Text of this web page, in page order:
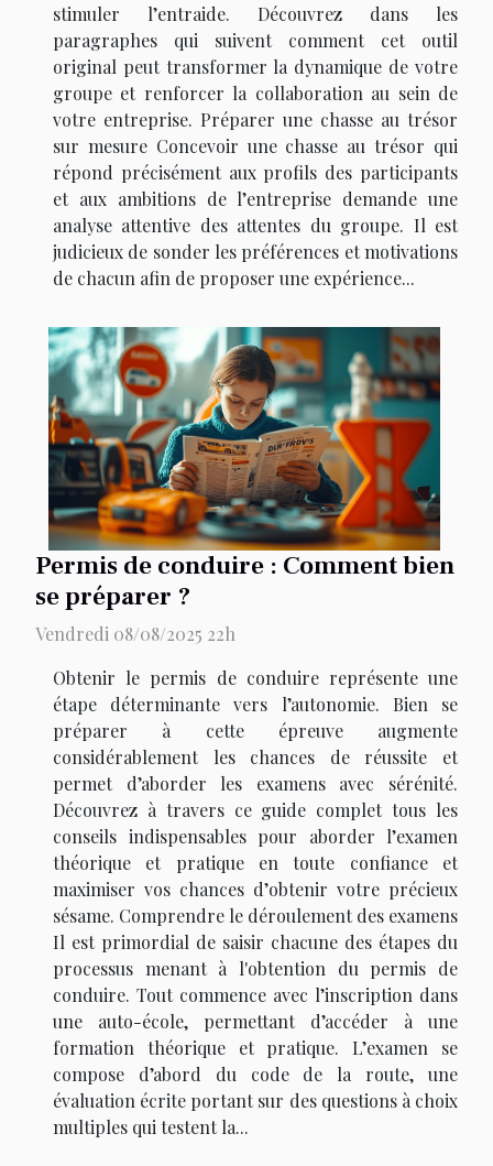
stimuler l’entraide. Découvrez dans les
paragraphes qui suivent comment cet outil
original peut transformer la dynamique de votre
groupe et renforcer la collaboration au sein de
votre entreprise. Préparer une chasse au trésor
sur mesure Concevoir une chasse au trésor qui
répond précisément aux profils des participants
et aux ambitions de l’entreprise demande une
analyse attentive des attentes du groupe. Il est
judicieux de sonder les préférences et motivations
de chacun afin de proposer une expérience...
Permis de conduire : Comment bien
se préparer ?
Vendredi 08/08/2025 22h
Obtenir le permis de conduire représente une
étape déterminante vers l’autonomie. Bien se
préparer à cette épreuve augmente
considérablement les chances de réussite et
permet d’aborder les examens avec sérénité.
Découvrez à travers ce guide complet tous les
conseils indispensables pour aborder l’examen
théorique et pratique en toute confiance et
maximiser vos chances d’obtenir votre précieux
sésame. Comprendre le déroulement des examens
Il est primordial de saisir chacune des étapes du
processus menant à l'obtention du permis de
conduire. Tout commence avec l’inscription dans
une auto-école, permettant d’accéder à une
formation théorique et pratique. L’examen se
compose d’abord du code de la route, une
évaluation écrite portant sur des questions à choix
multiples qui testent la...